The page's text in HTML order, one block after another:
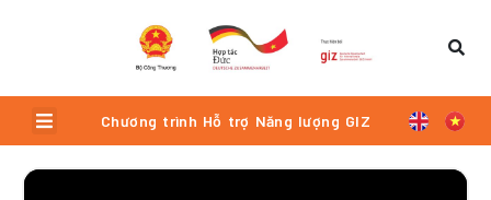
Menu Chương trình Hỗ trợ Năng lượng GIZ
TrangTrangTrangTrangTrang